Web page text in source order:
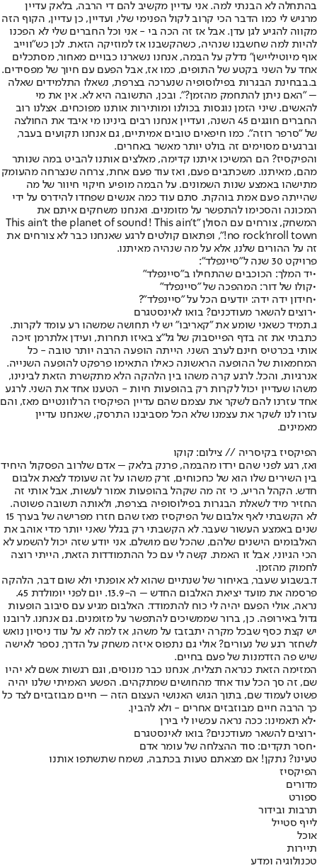
בהתחלה לא הבנתי למה. אני עדיין מקשיב להם די הרבה, בלאק עדיין
מרגיש לי כמו הדבר הכי קרוב לקול הפנימי שלי, ועדיין, כן עדיין, הקוף הזה
מקווה להגיע לגן עדן. אבל אז זה הכה בי - אני וכל החברים שלי לא הפכנו
להיות למה שחשבנו שנהיה, כשהקשבנו אז למוזיקה הזאת. לכן כש"ווייב
אוף מיוטיליישן" נדלק על הבמה, אנחנו נשארנו כבויים מאחור, מסתכלים
אחד על השני בקטע של התופים, כמו אז, אבל הפעם עם חיוך של מפסידים.
ב.בבחינת הבגרות בפילוסופיה שנערכה בצרפת, נשאלו התלמידים שאלה
– "האם ניתן להתחמק מהזמן?". ובכן, התשובה היא לא. אין את מי
להאשים. שיני הזמן נוגסות בכולנו ומותירות אותנו מפוכחים. אצלנו רוב
החברים חוגגים 45 השנה, ועדיין אנחנו רבים בינינו מי איבד את החולצה
של "סרפר רוזה". כמו חיפאים טובים אמיתיים, גם אנחנו תקועים בעבר,
וברגעים מסוימים זה בולט יותר מאשר באחרים.
והפיקסיז? הם המשיכו איתנו קדימה, מאלצים אותנו להביט במה שנותר
מהם, מאיתנו. משכתבים פעם, ואז עוד פעם אחת, צרחה שנצרחה מהעומק
מתישהו באמצע שנות השמונים. על הבמה מופיע חיקוי חיוור של מה
שהייתה פעם אמת בוהקת. סתם עוד כמה אנשים שפחדו להידרס על ידי
המכונה והסכימו להתפשר על מזומנים. ואנחנו משחקים איתם את
המשחק, צורחים עם הסולן "This ain't the planet of sound! This ain't
no rock'nroll town!", ופתאום קולטים לרגע שאנחנו כבר לא צורחים את
זה על ההורים שלנו, אלא על מה שנהיה מאיתנו.
פרויקט 30 שנה ל"סיינפלד":
•יד המלך: הכוכבים שהתחילו ב"סיינפלד"
•קולו של דור: המהפכה של "סיינפלד"
•חידון ידה ידה: יודעים הכל על "סיינפלד"?
•רוצים להשאר מעודכנים? בואו לאינסטגרם
ג.תמיד כשאני שומע את "קאריבו" יש לי תחושה שמשהו רע עומד לקרות.
כתבתי את זה בדף הפייסבוק של גל"צ באיזו תחרות, ועידן אלתרמן זיכה
אותי בכרטיס חינם לערב השני. הייתה הופעה הרבה יותר טובה - כל
המחמאות של ההופעה הראשונה כאילו התאימו פרפקט להופעה השנייה.
אנרגיות, והכל. לרגע קרה משהו בין הלהקה הלא מתקשרת הזאת לבינינו,
משהו שעדיין יכול לקרות רק בהופעות חיות - הטענו אחד את השני. לרגע
אחד עזרנו להם לשקר את עצמם שהם עדיין הפיקסיז הרלוונטיים מאז, והם
עזרו לנו לשקר את עצמנו שלא הכל מסביבנו התרסק, שאנחנו עדיין
מאמינים.
הפיקסיז בקיסריה // צילום: קוקו
ואז, רגע לפני שהם ירדו מהבמה, פרנק בלאק – אדם שלרוב הפסקול היחיד
בין השירים שלו הוא של כחכוחים, זרק משהו על זה שעומד לצאת אלבום
חדש. הקהל הריע, כי זה מה שקהל בהופעות אמור לעשות, אבל אותי זה
החזיר מיד לשאלת הבגרות בפילוסופיה בצרפת, ולאותה תשובה פשוטה.
לא הקשבתי לאף אלבום של הפיקסיז מאז שהם חזרו מפרישה של בערך 15
שנים באמצע העשור שעבר. לא הקשבתי רק בגלל שאני יותר מדי אוהב את
האלבומים הישנים שלהם, שהכל שם מושלם. אני יודע שזה יכול להשמע לא
הכי הגיוני, אבל זו האמת. קשה לי עם כל ההתמודדות הזאת, הייתי רוצה
לחמוק מהזמן.
ד.בשבוע שעבר, באיחור של שנתיים שהוא לא אופנתי ולא שום דבר, הלהקה
פרסמה את מועד יציאת האלבום החדש – ה-13.9. יום לפני יומולדת 45.
נראה, אולי הפעם יהיה לי כוח להתמודד. האלבום מגיע עם סיבוב הופעות
גדול באירופה. כן, ברור שממשיכים להתפשר על מזומנים. גם אנחנו. לרובנו
יש קצת כסף שבכל מקרה יתבזבז על משהו, אז למה לא על עוד ניסיון נואש
לשחזר רגע של נעורים? אולי גם נתפוס איזה משחק על הדרך, נספר לאישה
שיש פה הזדמנות של פעם בחיים.
המזימה הזאת כנראה תצליח, אנחנו כבר מנוסים, וגם רגשות אשם לא יהיו
שם, זה סך הכל עוד אחד מהחושים שמתקהים. הפשע האמיתי שלנו יהיה
פשוט לעמוד שם, בתוך הגוש האנושי העצום הזה – חיים מבוזבזים לצד כל
כך הרבה חיים מבוזבזים אחרים - ולא להבין.
•לא תאמינו: ככה נראה עכשיו לי בירן
•רוצים להשאר מעודכנים? בואו לאינסטגרם
•חסר תקדים: סוד ההצלחה של עומר אדם
טעינו? נתקן! אם מצאתם טעות בכתבה, נשמח שתשתפו אותנו
הפיקסיז
מדורים
ספורט
תרבות ובידור
לייף סטייל
אוכל
תיירות
טכנולוגיה ומדע